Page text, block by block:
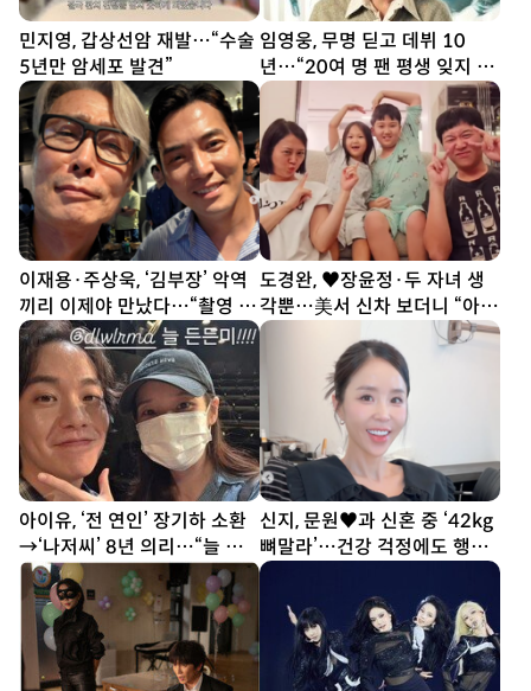
민지영, 갑상선암 재발…“수술
5년만 암세포 발견”
임영웅, 무명 딛고 데뷔 10
년…“20여 명 팬 평생 잊지 못
해”
이재용·주상욱, ‘김부장’ 악역
끼리 이제야 만났다…“촬영 땐
한 번도 못 봐” [SD셀픽]
도경완, ♥장윤정·두 자녀 생
각뿐…美서 신차 보더니 “아빠
열심히 할게” [SD톡톡]
아이유, ‘전 연인’ 장기하 소환
→‘나저씨’ 8년 의리…“늘 든
든” [SD톡톡]
신지, 문원♥과 신혼 중 ‘42kg
뼈말라’…건강 걱정에도 행사
열일